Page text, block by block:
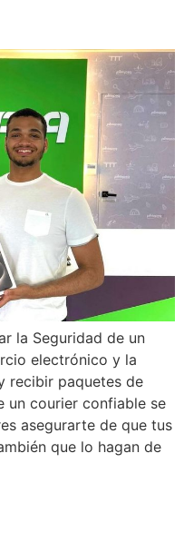
la Seguridad de un
electrónico y la
recibir paquetes de
un courier confiable se
asegurarte de que tus
que lo hagan de